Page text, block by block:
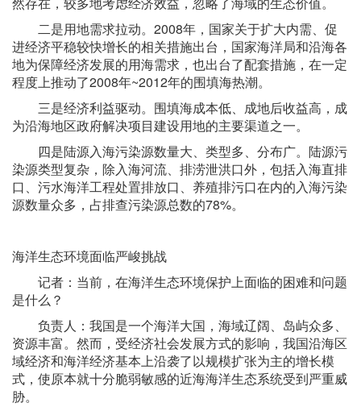
二是用地需求拉动。2008年，国家关于扩大内需、促
进经济平稳较快增长的相关措施出台，国家海洋局和沿海各
地为保障经济发展的用海需求，也出台了配套措施，在一定
程度上推动了2008年~2012年的围填海热潮。
三是经济利益驱动。围填海成本低、成地后收益高，成
为沿海地区政府解决项目建设用地的主要渠道之一。
四是陆源入海污染源数量大、类型多、分布广。陆源污
染源类型复杂，除入海河流、排涝泄洪口外，包括入海直排
口、污水海洋工程处置排放口、养殖排污口在内的入海污染
源数量众多，占排查污染源总数的78%。
海洋生态环境面临严峻挑战
记者：当前，在海洋生态环境保护上面临的困难和问题
是什么？
负责人：我国是一个海洋大国，海域辽阔、岛屿众多、
资源丰富。然而，受经济社会发展方式的影响，我国沿海区
域经济和海洋经济基本上沿袭了以规模扩张为主的增长模
式，使原本就十分脆弱敏感的近海海洋生态系统受到严重威
胁。